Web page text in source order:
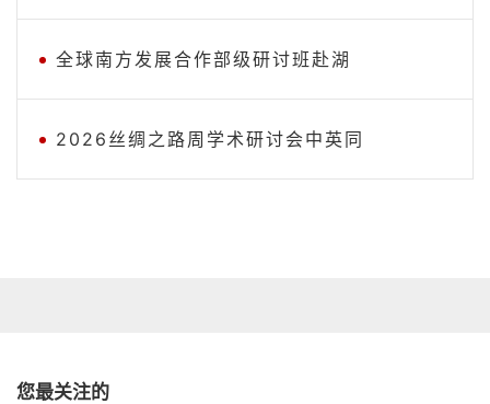
全球南方发展合作部级研讨班赴湖
2026丝绸之路周学术研讨会中英同
您最关注的